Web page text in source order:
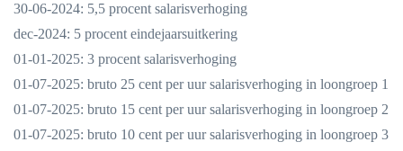
30-06-2024: 5,5 procent salarisverhoging
dec-2024: 5 procent eindejaarsuitkering
01-01-2025: 3 procent salarisverhoging
01-07-2025: bruto 25 cent per uur salarisverhoging in loongroep 1
01-07-2025: bruto 15 cent per uur salarisverhoging in loongroep 2
01-07-2025: bruto 10 cent per uur salarisverhoging in loongroep 3